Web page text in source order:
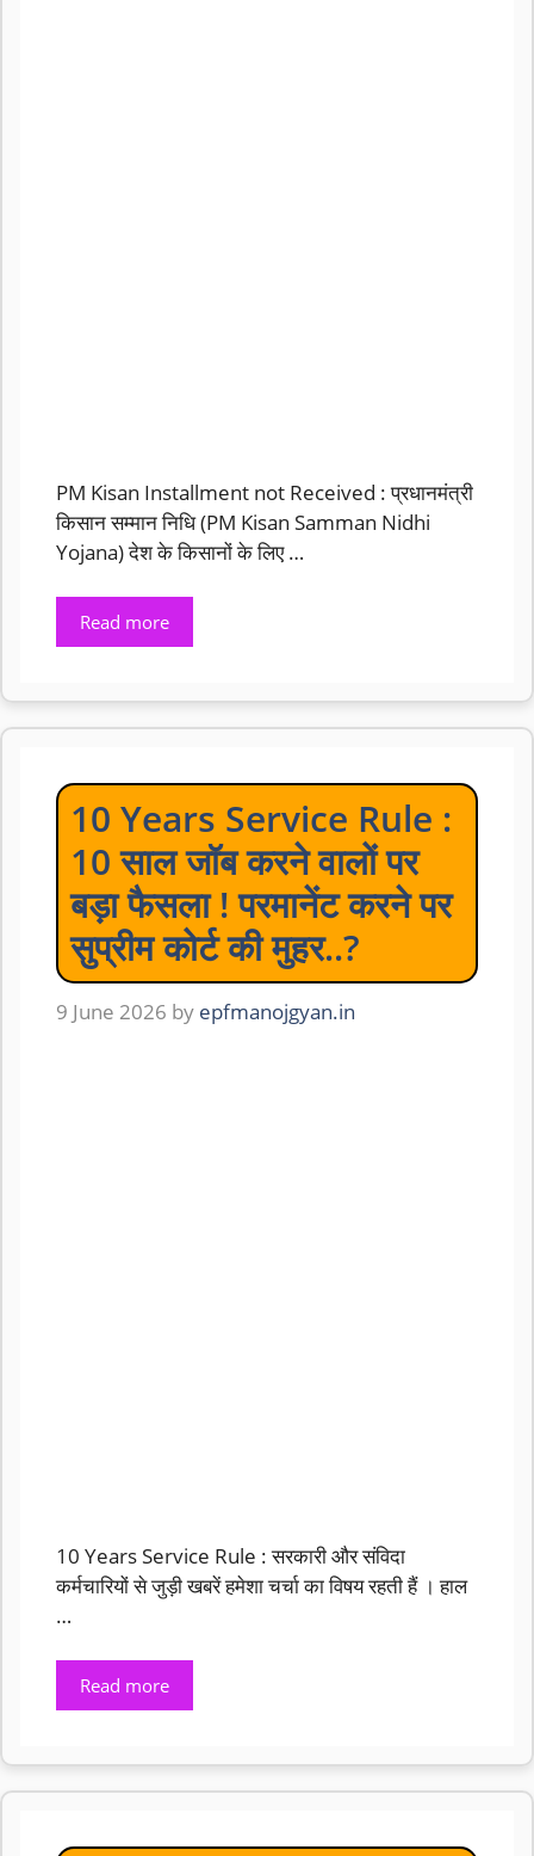
PM Kisan Installment not Received : प्रधानमंत्री
किसान सम्मान निधि (PM Kisan Samman Nidhi
Yojana) देश के किसानों के लिए …
Read more
10 Years Service Rule :
10 साल जॉब करने वालों पर
बड़ा फैसला ! परमानेंट करने पर
सुप्रीम कोर्ट की मुहर..?
9 June 2026 by epfmanojgyan.in
10 Years Service Rule : सरकारी और संविदा
कर्मचारियों से जुड़ी खबरें हमेशा चर्चा का विषय रहती हैं । हाल
…
Read more